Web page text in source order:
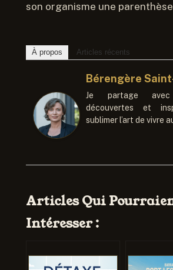
son organisme une
À propos Articles récents
Bérengère
Je partage
découvertes et
sublimer l’art de vivre
Articles Qui
Intéresser :